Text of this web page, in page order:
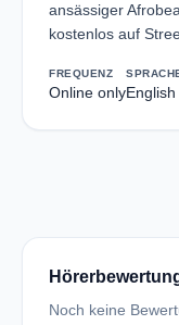
ansässiger
kostenlos auf
FREQUENZ
Online onlyEnglish
Noch keine